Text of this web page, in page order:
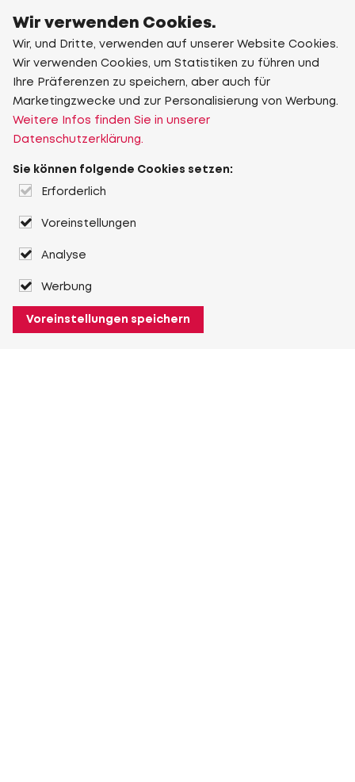
Wir verwenden Cookies.
Wir, und Dritte, verwenden auf unserer Website Cookies.
Wir verwenden Cookies, um Statistiken zu führen und
Ihre Präferenzen zu speichern, aber auch für
Marketingzwecke und zur Personalisierung von Werbung.
Weitere Infos finden Sie in unserer
Datenschutzerklärung.
Sie können folgende Cookies setzen:
Erforderlich
Voreinstellungen
Analyse
Werbung
Voreinstellungen speichern